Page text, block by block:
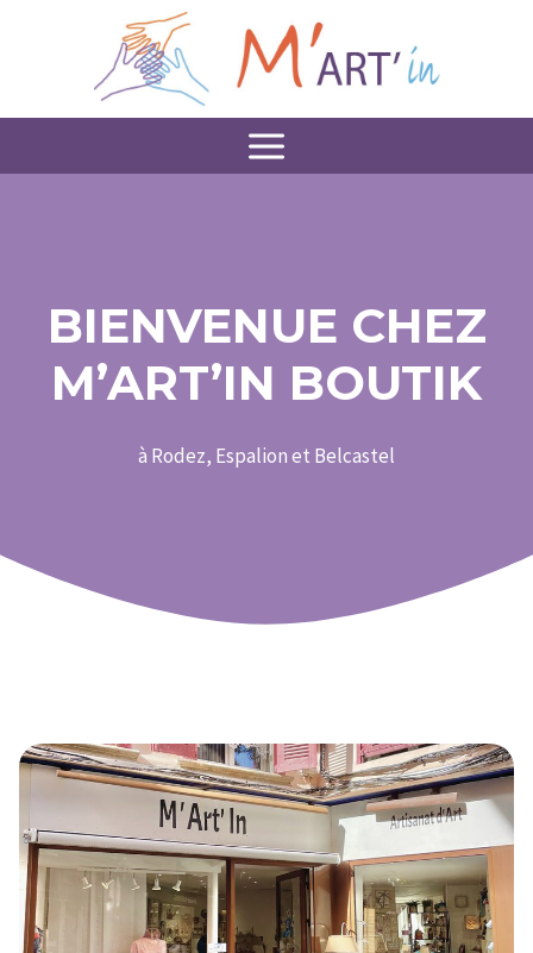
BIENVENUE CHEZ
M’ART’IN BOUTIK
à Rodez, Espalion et Belcastel